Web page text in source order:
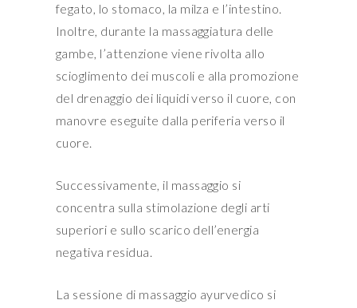
fegato, lo stomaco, la milza e l’intestino.
Inoltre, durante la massaggiatura delle
gambe, l’attenzione viene rivolta allo
scioglimento dei muscoli e alla promozione
del drenaggio dei liquidi verso il cuore, con
manovre eseguite dalla periferia verso il
cuore.
Successivamente, il massaggio si
concentra sulla stimolazione degli arti
superiori e sullo scarico dell’energia
negativa residua.
La sessione di massaggio ayurvedico si